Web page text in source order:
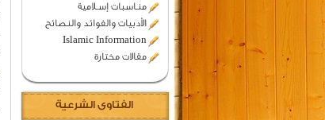
منـاسبات إسـلامية
الأدبيات والفوائد والنصائح
Islamic Information
مقالات مختارة
الفتاوى الشرعية